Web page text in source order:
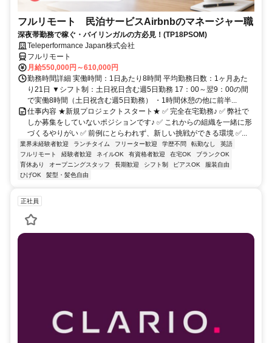
フルリモート 民泊サービスAirbnbのマネージャー職
深夜帯勤務で稼ぐ・バイリンガルの方必見！(TP18PSOM)
Teleperformance Japan株式会社
フルリモート
月給550,000円～610,000円
勤務時間詳細 実働時間：1日あたり8時間 平均勤務日数：1ヶ月あた
り21日 ▼シフト制：土日祝日含む週5日勤務 17：00～翌9：00の間
で実働8時間（土日祝含む週5日勤務） ・1時間休憩の他に前半...
仕事内容 ★新規プロジェクトスタート★ ✅ 完全在宅勤務♪ ✅ 弊社で
しか募集をしていないポジションです♪ ✅ これからの組織を一緒に形
づくるやりがい ✅ 前例にとらわれず、新しい挑戦ができる環境 ✅...
業界未経験者歓迎 ランチタイム フリーター歓迎 学歴不問 転勤なし
英語
フルリモート
経験者歓迎 ネイルOK 有資格者歓迎 在宅OK
ブランクOK
育休あり
オープニングスタッフ 長期歓迎 シフト制 ピアスOK
服装自由
ひげOK
髪型・髪色自由
正社員